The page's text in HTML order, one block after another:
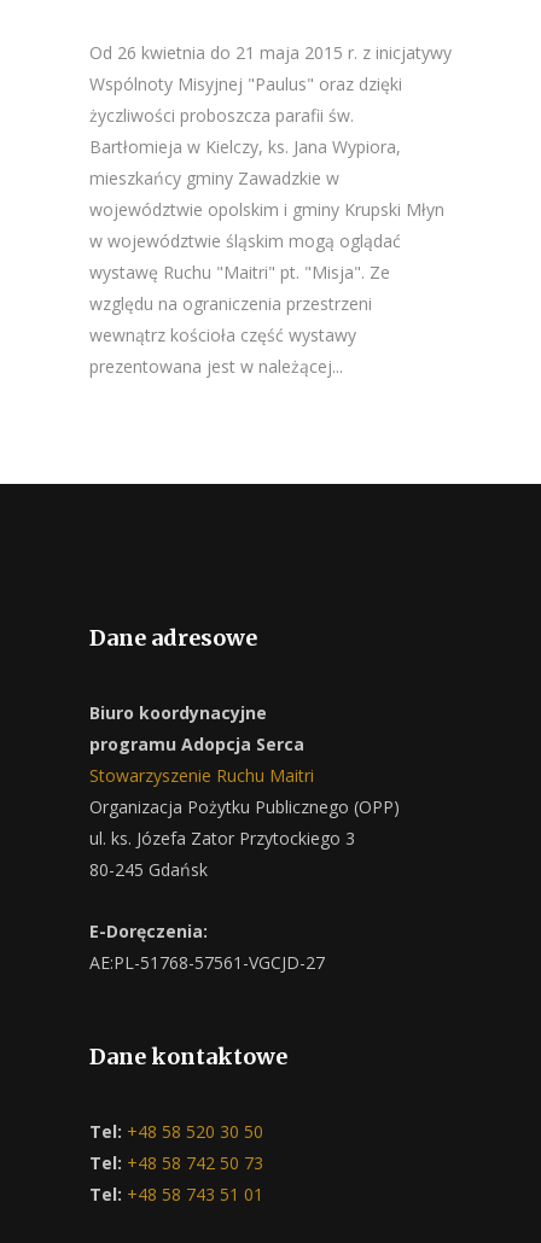
Od 26 kwietnia do 21 maja 2015 r. z inicjatywy
Wspólnoty Misyjnej "Paulus" oraz dzięki
życzliwości proboszcza parafii św.
Bartłomieja w Kielczy, ks. Jana Wypiora,
mieszkańcy gminy Zawadzkie w
województwie opolskim i gminy Krupski Młyn
w województwie śląskim mogą oglądać
wystawę Ruchu "Maitri" pt. "Misja". Ze
względu na ograniczenia przestrzeni
wewnątrz kościoła część wystawy
prezentowana jest w należącej...
Dane adresowe
Biuro koordynacyjne
programu Adopcja Serca
Stowarzyszenie Ruchu Maitri
Organizacja Pożytku Publicznego (OPP)
ul. ks. Józefa Zator Przytockiego 3
80-245 Gdańsk
E-Doręczenia:
AE:PL-51768-57561-VGCJD-27
Dane kontaktowe
Tel: +48 58 520 30 50
Tel: +48 58 742 50 73
Tel: +48 58 743 51 01